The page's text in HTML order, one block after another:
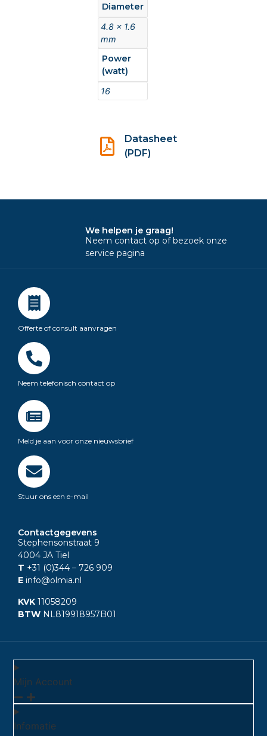
Diameter
4.8 x 1.6
mm
Power
(watt)
16
Datasheet
(PDF)
We helpen je graag!
Neem contact op of bezoek onze
service pagina
Offerte of consult aanvragen
Neem telefonisch contact op
Meld je aan voor onze nieuwsbrief
Stuur ons een e-mail
Contactgegevens
Stephensonstraat 9
4004 JA Tiel
T +31 (0)344 – 726 909
E info@olmia.nl
KVK 11058209
BTW NL819918957B01
Mijn Account
Infomatie